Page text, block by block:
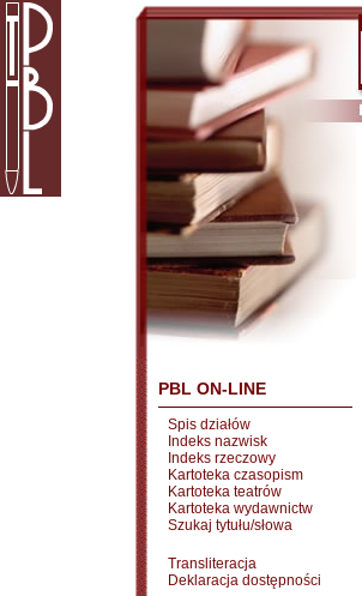
PBL ON-LINE
Spis działów
Indeks nazwisk
Indeks rzeczowy
Kartoteka czasopism
Kartoteka teatrów
Kartoteka wydawnictw
Szukaj tytułu/słowa
Transliteracja
Deklaracja dostępności